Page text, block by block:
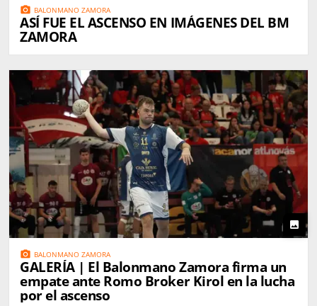
photo_camera BALONMANO ZAMORA
ASÍ FUE EL ASCENSO EN IMÁGENES DEL BM
ZAMORA
photo
photo_camera BALONMANO ZAMORA
GALERÍA | El Balonmano Zamora firma un
empate ante Romo Broker Kirol en la lucha
por el ascenso